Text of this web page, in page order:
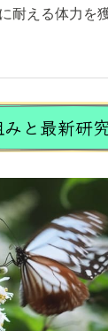
耐える体力を
と最新研